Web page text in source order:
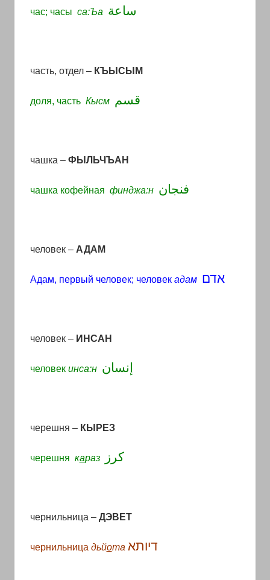
час; часы cа:Ъа ساعة
часть, отдел – КЪЫСЫМ
доля, часть Кысм قسم
чашка – ФЫЛЬЧЪАН
чашка кофейная финджа:н فنجان
человек – АДАМ
Адам, первый человек; человек адам אדם
человек – ИНСАН
человек инса:н إنسان
черешня – КЫРЕЗ
черешня караз كرز
чернильница – ДЭВЕТ
чернильница дьйота דיותא